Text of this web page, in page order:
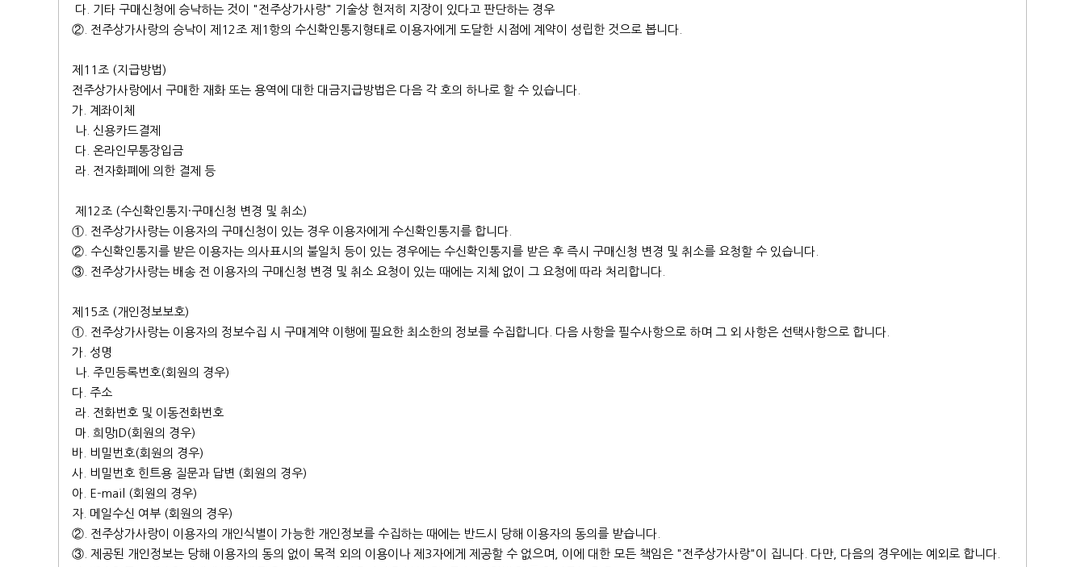
다. 기타 구매신청에 승낙하는 것이 "전주상가사랑" 기술상 현저히 지장이 있다고 판단하는 경우
②. 전주상가사랑의 승낙이 제12조 제1항의 수신확인통지형태로 이용자에게 도달한 시점에 계약이 성립한 것으로 봅니다.
제11조 (지급방법)
전주상가사랑에서 구매한 재화 또는 용역에 대한 대금지급방법은 다음 각 호의 하나로 할 수 있습니다.
가. 계좌이체
나. 신용카드결제
다. 온라인무통장입금
라. 전자화폐에 의한 결제 등
제12조 (수신확인통지·구매신청 변경 및 취소)
①. 전주상가사랑는 이용자의 구매신청이 있는 경우 이용자에게 수신확인통지를 합니다.
②. 수신확인통지를 받은 이용자는 의사표시의 불일치 등이 있는 경우에는 수신확인통지를 받은 후 즉시 구매신청 변경 및 취소를 요청할 수 있습니다.
③. 전주상가사랑는 배송 전 이용자의 구매신청 변경 및 취소 요청이 있는 때에는 지체 없이 그 요청에 따라 처리합니다.
제15조 (개인정보보호)
①. 전주상가사랑는 이용자의 정보수집 시 구매계약 이행에 필요한 최소한의 정보를 수집합니다. 다음 사항을 필수사항으로 하며 그 외 사항은 선택사항으로 합니다.
가. 성명
나. 주민등록번호(회원의 경우)
다. 주소
라. 전화번호 및 이동전화번호
마. 희망ID(회원의 경우)
바. 비밀번호(회원의 경우)
사. 비밀번호 힌트용 질문과 답변 (회원의 경우)
아. E-mail (회원의 경우)
자. 메일수신 여부 (회원의 경우)
②. 전주상가사랑이 이용자의 개인식별이 가능한 개인정보를 수집하는 때에는 반드시 당해 이용자의 동의를 받습니다.
③. 제공된 개인정보는 당해 이용자의 동의 없이 목적 외의 이용이나 제3자에게 제공할 수 없으며, 이에 대한 모든 책임은 "전주상가사랑"이 집니다. 다만, 다음의 경우에는 예외로 합니다.